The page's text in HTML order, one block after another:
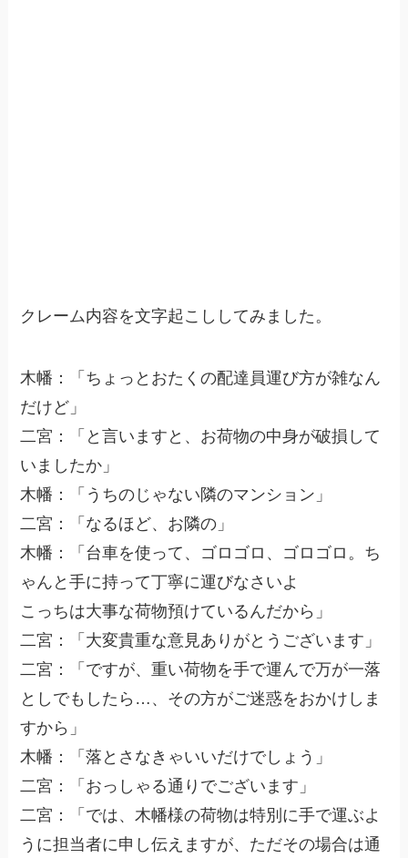
クレーム内容を文字起こししてみました。
木幡：「ちょっとおたくの配達員運び方が雑なん
だけど」
二宮：「と言いますと、お荷物の中身が破損して
いましたか」
木幡：「うちのじゃない隣のマンション」
二宮：「なるほど、お隣の」
木幡：「台車を使って、ゴロゴロ、ゴロゴロ。ち
ゃんと手に持って丁寧に運びなさいよ
こっちは大事な荷物預けているんだから」
二宮：「大変貴重な意見ありがとうございます」
二宮：「ですが、重い荷物を手で運んで万が一落
としでもしたら…、その方がご迷惑をおかけしま
すから」
木幡：「落とさなきゃいいだけでしょう」
二宮：「おっしゃる通りでございます」
二宮：「では、木幡様の荷物は特別に手で運ぶよ
うに担当者に申し伝えますが、ただその場合は通